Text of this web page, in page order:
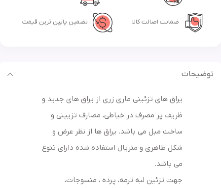
ضمانت اصالت کالا تضمین پایین ترین قیمت
توضیحات
یراق های تزئینی ماری زری از یراق های جدید و
ظریف پر مصرف در خیاطی، مصارف تزیینی و
ساخت مبل می باشد. یراق ها از نظر عرض و
شکل ظاهری و متریال استفاده شده دارای تنوع
می باشد.
جهت تزئین لبه ترمه، پرده ، منسوجات،